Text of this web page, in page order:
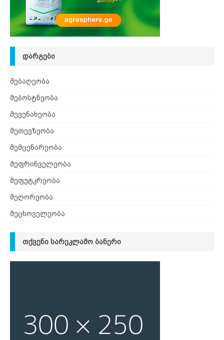
ᲓᲐᲠᲒᲔᲑᲘ
მებაღეობა
მებოსტნეობა
მევენახეობა
მეთევზეობა
მემცენარეობა
მეფრინველეობა
მეფუტკრეობა
მეღორეობა
მეცხოველეობა
ᲗᲥᲕᲔᲜᲘ ᲡᲐᲠᲔᲙᲚᲐᲛᲝ ᲑᲐᲜᲔᲠᲘ